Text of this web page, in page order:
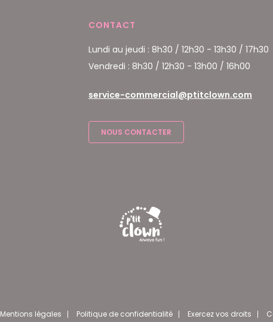
CONTACT
Lundi au jeudi : 8h30 / 12h30 - 13h30 / 17h30
Vendredi : 8h30 / 12h30 - 13h00 / 16h00
service-commercial@ptitclown.com
NOUS CONTACTER
Mentions légales Politique de confidentialité Exercez vos droits